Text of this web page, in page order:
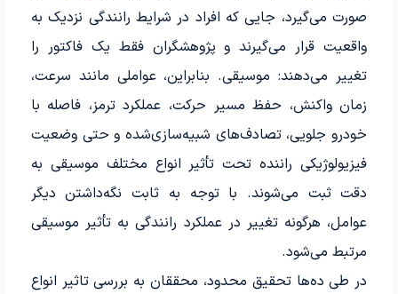
صورت می‌گیرد، جایی که افراد در شرایط رانندگی نزدیک به
واقعیت قرار می‌گیرند و پژوهشگران فقط یک فاکتور را
تغییر می‌دهند: موسیقی. بنابراین، عواملی مانند سرعت،
زمان واکنش، حفظ مسیر حرکت، عملکرد ترمز، فاصله با
خودرو جلویی، تصادف‌های شبیه‌سازی‌شده و حتی وضعیت
فیزیولوژیکی راننده تحت تأثیر انواع مختلف موسیقی به
دقت ثبت می‌شوند. با توجه به ثابت نگه‌داشتن دیگر
عوامل، هرگونه تغییر در عملکرد رانندگی به تأثیر موسیقی
مرتبط می‌شود.
در طی ده‌ها تحقیق محدود، محققان به بررسی تاثیر انواع